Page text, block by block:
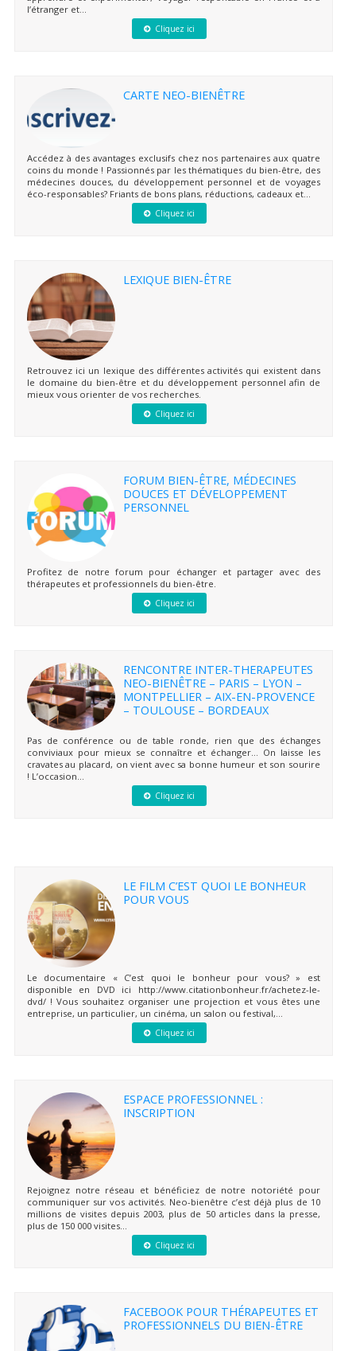
l’étranger et...
Cliquez ici
CARTE NEO-BIENÊTRE
Accédez à des avantages exclusifs chez nos partenaires aux quatre
coins du monde ! Passionnés par les thématiques du bien-être, des
médecines douces, du développement personnel et de voyages
éco-responsables? Friants de bons plans, réductions, cadeaux et...
Cliquez ici
LEXIQUE BIEN-ÊTRE
Retrouvez ici un lexique des différentes activités qui existent dans
le domaine du bien-être et du développement personnel afin de
mieux vous orienter de vos recherches.
Cliquez ici
FORUM BIEN-ÊTRE, MÉDECINES
DOUCES ET DÉVELOPPEMENT
PERSONNEL
Profitez de notre forum pour échanger et partager avec des
thérapeutes et professionnels du bien-être.
Cliquez ici
RENCONTRE INTER-THERAPEUTES
NEO-BIENÊTRE – PARIS – LYON –
MONTPELLIER – AIX-EN-PROVENCE
– TOULOUSE – BORDEAUX
Pas de conférence ou de table ronde, rien que des échanges
conviviaux pour mieux se connaître et échanger… On laisse les
cravates au placard, on vient avec sa bonne humeur et son sourire
! L’occasion...
Cliquez ici
LE FILM C’EST QUOI LE BONHEUR
POUR VOUS
Le documentaire « C’est quoi le bonheur pour vous? » est
disponible en DVD ici http://www.citationbonheur.fr/achetez-le-
dvd/ ! Vous souhaitez organiser une projection et vous êtes une
entreprise, un particulier, un cinéma, un salon ou festival,...
Cliquez ici
ESPACE PROFESSIONNEL :
INSCRIPTION
Rejoignez notre réseau et bénéficiez de notre notoriété pour
communiquer sur vos activités. Neo-bienêtre c’est déjà plus de 10
millions de visites depuis 2003, plus de 50 articles dans la presse,
plus de 150 000 visites...
Cliquez ici
FACEBOOK POUR THÉRAPEUTES ET
PROFESSIONNELS DU BIEN-ÊTRE